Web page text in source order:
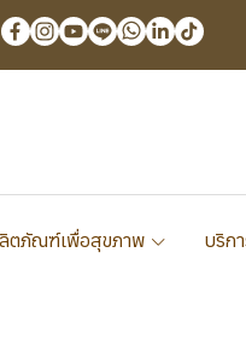
ตภัณฑ์เพื่อสุขภาพ บริก